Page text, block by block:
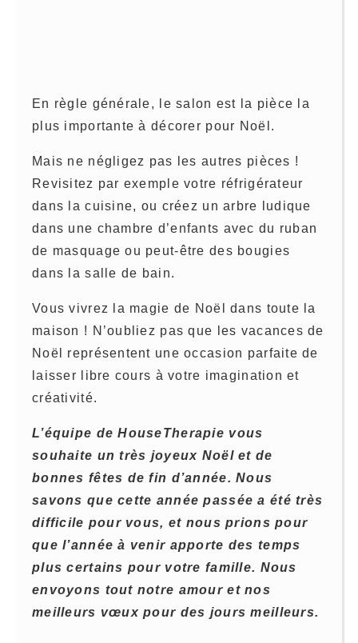
En règle générale, le salon est la pièce la
plus importante à décorer pour Noël.
Mais ne négligez pas les autres pièces !
Revisitez par exemple votre réfrigérateur
dans la cuisine, ou créez un arbre ludique
dans une chambre d’enfants avec du ruban
de masquage ou peut-être des bougies
dans la salle de bain.
Vous vivrez la magie de Noël dans toute la
maison ! N’oubliez pas que les vacances de
Noël représentent une occasion parfaite de
laisser libre cours à votre imagination et
créativité.
L’équipe de HouseTherapie vous
souhaite un très joyeux Noël et de
bonnes fêtes de fin d’année. Nous
savons que cette année passée a été très
difficile pour vous, et nous prions pour
que l’année à venir apporte des temps
plus certains pour votre famille. Nous
envoyons tout notre amour et nos
meilleurs vœux pour des jours meilleurs.